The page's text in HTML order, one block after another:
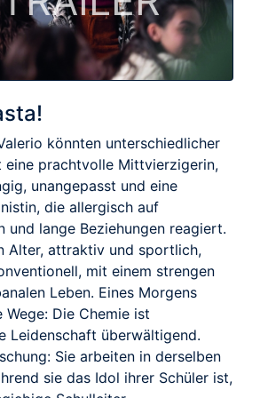
könnten unterschiedlicher
eine prachtvolle Mittvierzigerin,
unangepasst und eine
die allergisch auf
und lange Beziehungen reagiert.
Alter, attraktiv und sportlich,
mit einem strengen
Leben. Eines Morgens
Wege: Die Chemie ist
Leidenschaft überwältigend.
Sie arbeiten in derselben
sie das Idol ihrer Schüler ist,